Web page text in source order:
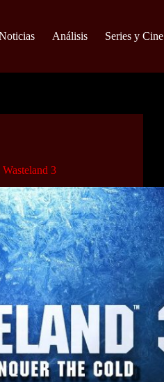
Análisis Series y Cine
3